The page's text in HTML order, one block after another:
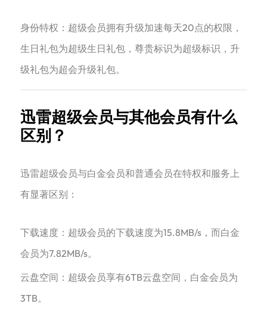
‌身份特权‌：超级会员拥有升级加速每天20点的权限，
生日礼包为超级生日礼包，尊贵标识为超级标识，升
级礼包为超会升级礼包‌。
迅雷超级会员与其他会员有什么
区别？
‌迅雷超级会员与白金会员和普通会员在特权和服务上
有显著区别：
下载速度‌：超级会员的下载速度为15.8MB/s，而白金
会员为7.82MB/s‌。‌
‌‌云盘空间‌：超级会员享有6TB云盘空间，白金会员为
3TB‌。